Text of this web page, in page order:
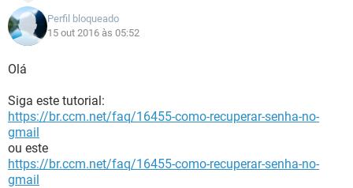
Perfil bloqueado
15 out 2016 às 05:52
Olá
Siga este tutorial:
https://br.ccm.net/faq/16455-como-recuperar-senha-no-
gmail
ou este
https://br.ccm.net/faq/16455-como-recuperar-senha-no-
gmail